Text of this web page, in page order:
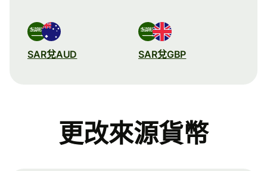
SAR兌AUD SAR兌GBP
更改來源貨幣